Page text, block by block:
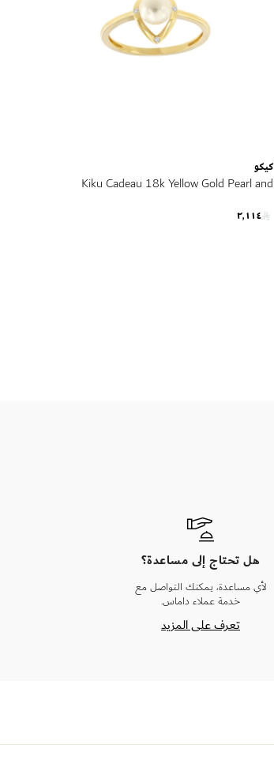
كيكو
Kiku Cadeau 18k Yellow Gold Pearl and
٢٬١١٤
هل تحتاج إلى مساعدة؟
لأي مساعدة، يمكنك التواصل مع
خدمة عملاء داماس.
تعرف على المزيد